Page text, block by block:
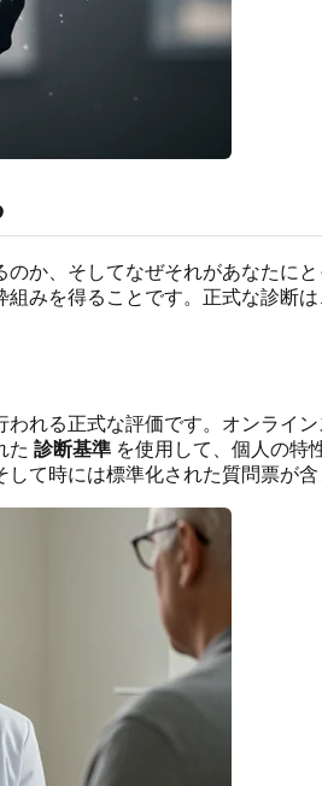
か、そしてなぜそれがあなたに
みを得ることです。正式な診
れる正式な評価です。オンラ
た 診断基準 を使用して、個人の特
て時には標準化された質問票が